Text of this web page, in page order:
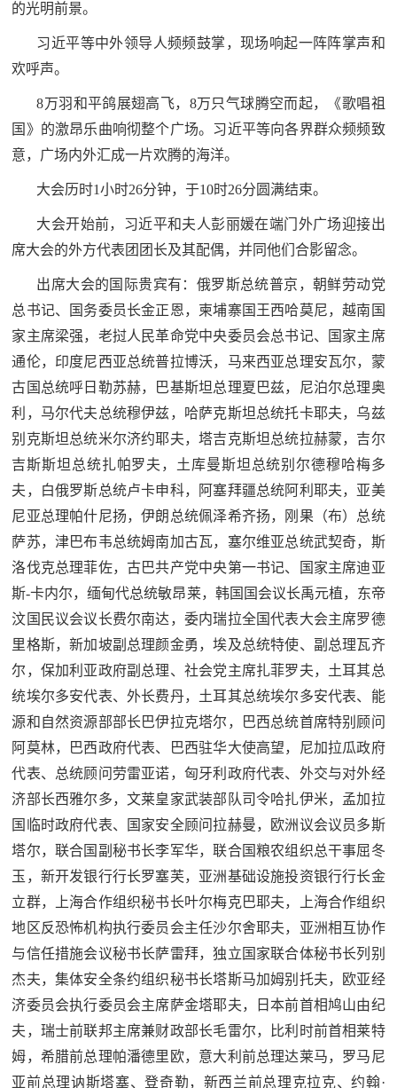
的光明前景。
习近平等中外领导人频频鼓掌，现场响起一阵阵掌声和
欢呼声。
8万羽和平鸽展翅高飞，8万只气球腾空而起，《歌唱祖
国》的激昂乐曲响彻整个广场。习近平等向各界群众频频致
意，广场内外汇成一片欢腾的海洋。
大会历时1小时26分钟，于10时26分圆满结束。
大会开始前，习近平和夫人彭丽媛在端门外广场迎接出
席大会的外方代表团团长及其配偶，并同他们合影留念。
出席大会的国际贵宾有：俄罗斯总统普京，朝鲜劳动党
总书记、国务委员长金正恩，柬埔寨国王西哈莫尼，越南国
家主席梁强，老挝人民革命党中央委员会总书记、国家主席
通伦，印度尼西亚总统普拉博沃，马来西亚总理安瓦尔，蒙
古国总统呼日勒苏赫，巴基斯坦总理夏巴兹，尼泊尔总理奥
利，马尔代夫总统穆伊兹，哈萨克斯坦总统托卡耶夫，乌兹
别克斯坦总统米尔济约耶夫，塔吉克斯坦总统拉赫蒙，吉尔
吉斯斯坦总统扎帕罗夫，土库曼斯坦总统别尔德穆哈梅多
夫，白俄罗斯总统卢卡申科，阿塞拜疆总统阿利耶夫，亚美
尼亚总理帕什尼扬，伊朗总统佩泽希齐扬，刚果（布）总统
萨苏，津巴布韦总统姆南加古瓦，塞尔维亚总统武契奇，斯
洛伐克总理菲佐，古巴共产党中央第一书记、国家主席迪亚
斯-卡内尔，缅甸代总统敏昂莱，韩国国会议长禹元植，东帝
汶国民议会议长费尔南达，委内瑞拉全国代表大会主席罗德
里格斯，新加坡副总理颜金勇，埃及总统特使、副总理瓦齐
尔，保加利亚政府副总理、社会党主席扎菲罗夫，土耳其总
统埃尔多安代表、外长费丹，土耳其总统埃尔多安代表、能
源和自然资源部部长巴伊拉克塔尔，巴西总统首席特别顾问
阿莫林，巴西政府代表、巴西驻华大使高望，尼加拉瓜政府
代表、总统顾问劳雷亚诺，匈牙利政府代表、外交与对外经
济部长西雅尔多，文莱皇家武装部队司令哈扎伊米，孟加拉
国临时政府代表、国家安全顾问拉赫曼，欧洲议会议员多斯
塔尔，联合国副秘书长李军华，联合国粮农组织总干事屈冬
玉，新开发银行行长罗塞芙，亚洲基础设施投资银行行长金
立群，上海合作组织秘书长叶尔梅克巴耶夫，上海合作组织
地区反恐怖机构执行委员会主任沙尔舍耶夫，亚洲相互协作
与信任措施会议秘书长萨雷拜，独立国家联合体秘书长列别
杰夫，集体安全条约组织秘书长塔斯马加姆别托夫，欧亚经
济委员会执行委员会主席萨金塔耶夫，日本前首相鸠山由纪
夫，瑞士前联邦主席兼财政部长毛雷尔，比利时前首相莱特
姆，希腊前总理帕潘德里欧，意大利前总理达莱马，罗马尼
亚前总理讷斯塔塞、登奇勒，新西兰前总理克拉克、约翰·